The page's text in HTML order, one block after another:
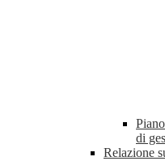
di
Relazione